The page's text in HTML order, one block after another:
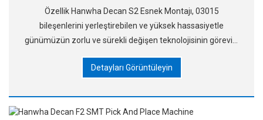
Özellik Hanwha Decan S2 Esnek Montajı, 03015
bileşenlerini yerleştirebilen ve yüksek hassasiyetle
günümüzün zorlu ve sürekli değişen teknolojisinin görevini
Placemen
Detayları Görüntüleyin